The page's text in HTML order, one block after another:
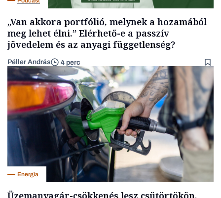
„Van akkora portfólió, melynek a hozamából
meg lehet élni.” Elérhető-e a passzív
jövedelem és az anyagi függetlenség?
Péller András 4 perc
Energia
Üzemanyagár-csökkenés lesz csütörtökön,